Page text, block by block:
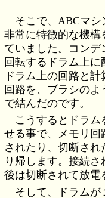
そこで、ABCマシ
非常に特徴的な機構
ていました。コンデ
回転するドラム上に
ドラム上の回路と計
回路を、ブラシのよ
で結んだのです。
こうするとドラム
せる事で、メモリ回
されたり、切断され
り帰します。接続
後は切断されて放電
そして、ドラムが